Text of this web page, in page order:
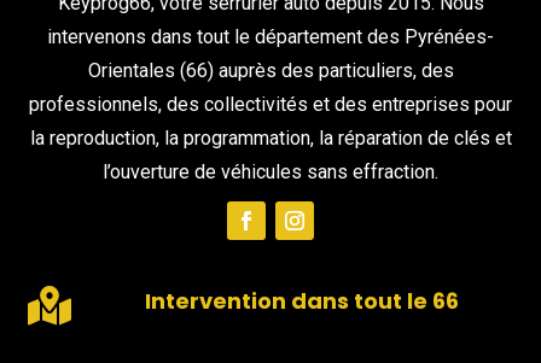
intervenons dans tout le département des Pyrénées-
Orientales (66) auprès des particuliers, des
professionnels, des collectivités et des entreprises pour
la reproduction, la programmation, la réparation de clés et
l’ouverture de véhicules sans effraction.
 Intervention dans tout le 66